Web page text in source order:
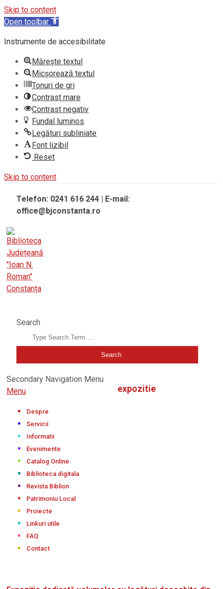
Skip to content
Open toolbar
Instrumente de accesibilitate
Mărește textul
Micșorează textul
Tonuri de gri
Contrast mare
Contrast negativ
Fundal luminos
Legături subliniate
Font lizibil
Reset
Skip to content
Telefon: 0241 616 244 | E-mail:
office@bjconstanta.ro
Search
Secondary Navigation Menu
Menu
Despre
Servicii
Informatii
Evenimente
Catalog Online
Biblioteca digitala
Revista Biblion
Patrimoniu Local
Proiecte
Linkuri utile
FAQ
Contact
expozitie